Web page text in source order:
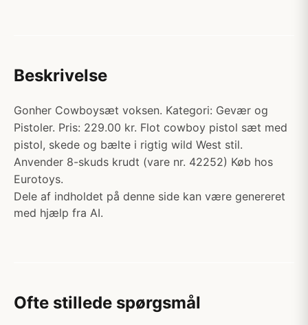
Beskrivelse
Gonher Cowboysæt voksen. Kategori: Gevær og
Pistoler. Pris: 229.00 kr. Flot cowboy pistol sæt med
pistol, skede og bælte i rigtig wild West stil.
Anvender 8-skuds krudt (vare nr. 42252) Køb hos
Eurotoys.
Dele af indholdet på denne side kan være genereret
med hjælp fra AI.
Ofte stillede spørgsmål